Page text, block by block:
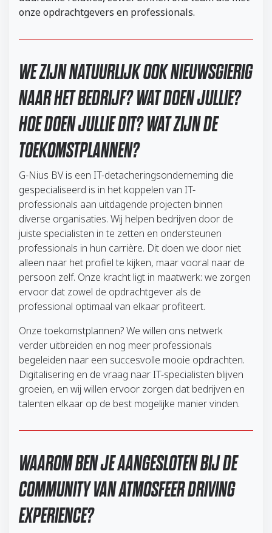
onze opdrachtgevers en professionals.
WE ZIJN NATUURLIJK OOK NIEUWSGIERIG
NAAR HET BEDRIJF? WAT DOEN JULLIE?
HOE DOEN JULLIE DIT? WAT ZIJN DE
TOEKOMSTPLANNEN?
G-Nius BV is een IT-detacheringsonderneming die
gespecialiseerd is in het koppelen van IT-
professionals aan uitdagende projecten binnen
diverse organisaties. Wij helpen bedrijven door de
juiste specialisten in te zetten en ondersteunen
professionals in hun carrière. Dit doen we door niet
alleen naar het profiel te kijken, maar vooral naar de
persoon zelf. Onze kracht ligt in maatwerk: we zorgen
ervoor dat zowel de opdrachtgever als de
professional optimaal van elkaar profiteert.
Onze toekomstplannen? We willen ons netwerk
verder uitbreiden en nog meer professionals
begeleiden naar een succesvolle mooie opdrachten.
Digitalisering en de vraag naar IT-specialisten blijven
groeien, en wij willen ervoor zorgen dat bedrijven en
talenten elkaar op de best mogelijke manier vinden.
WAAROM BEN JE AANGESLOTEN BIJ DE
COMMUNITY VAN ATMOSFEER DRIVING
EXPERIENCE?